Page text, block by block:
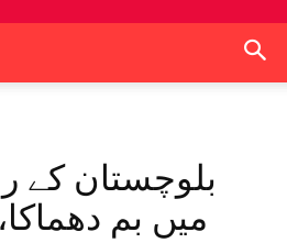
بلوچستان کے
میں بم دھماکا، 3 افرادہلاک